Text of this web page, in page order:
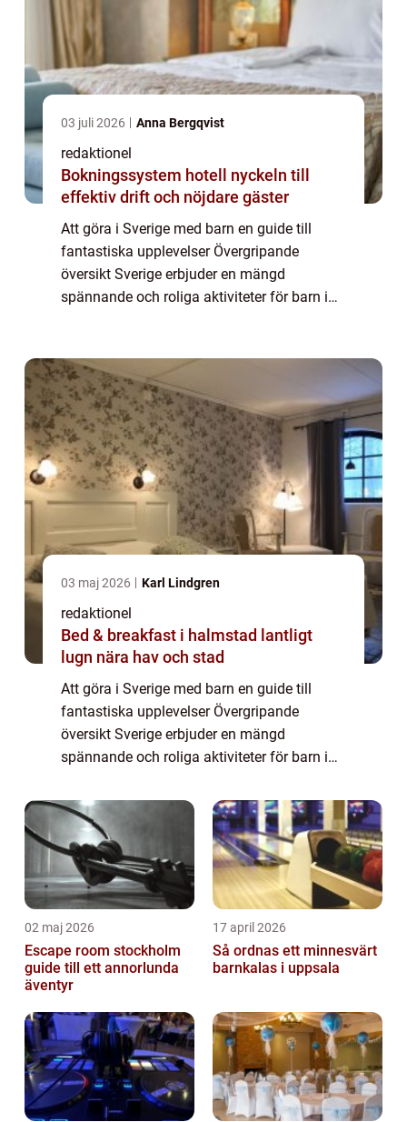
03 juli 2026 Anna Bergqvist
redaktionel
Bokningssystem hotell nyckeln till
effektiv drift och nöjdare gäster
Att göra i Sverige med barn en guide till
fantastiska upplevelser Övergripande
översikt Sverige erbjuder en mängd
spännande och roliga aktiviteter för barn i
03 maj 2026 Karl Lindgren
redaktionel
Bed & breakfast i halmstad lantligt
lugn nära hav och stad
Att göra i Sverige med barn en guide till
fantastiska upplevelser Övergripande
översikt Sverige erbjuder en mängd
spännande och roliga aktiviteter för barn i
i naturen, kulturella upplevelser eller lekf...
02 maj 2026
Escape room stockholm
guide till ett annorlunda
äventyr
17 april 2026
Så ordnas ett minnesvärt
barnkalas i uppsala